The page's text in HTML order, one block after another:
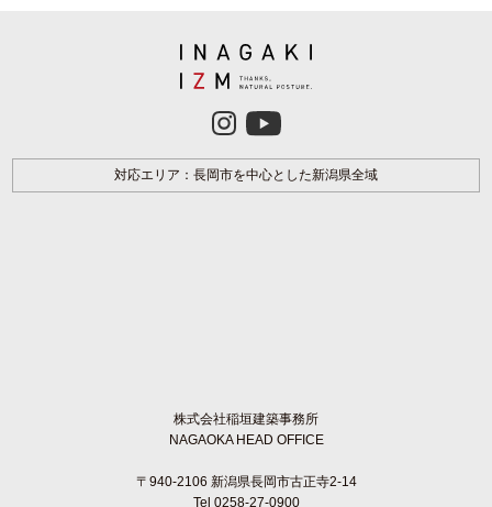
対応エリア：長岡市を中心とした新潟県全域
株式会社稲垣建築事務所
NAGAOKA HEAD OFFICE
〒940-2106 新潟県長岡市古正寺2-14
Tel 0258-27-0900